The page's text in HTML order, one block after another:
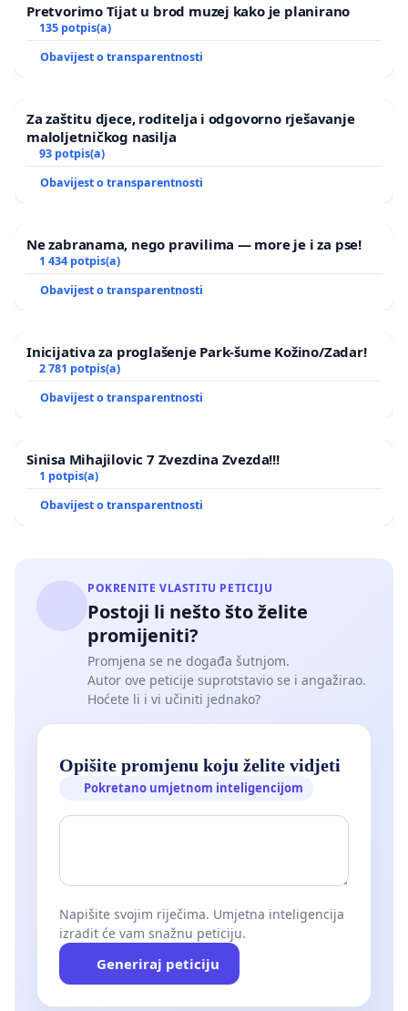
Pretvorimo Tijat u brod muzej kako je planirano
135 potpis(a)
Obavijest o transparentnosti
Za zaštitu djece, roditelja i odgovorno rješavanje
maloljetničkog nasilja
93 potpis(a)
Obavijest o transparentnosti
Ne zabranama, nego pravilima — more je i za pse!
1 434 potpis(a)
Obavijest o transparentnosti
Inicijativa za proglašenje Park-šume Kožino/Zadar!
2 781 potpis(a)
Obavijest o transparentnosti
Sinisa Mihajilovic 7 Zvezdina Zvezda!!!
1 potpis(a)
Obavijest o transparentnosti
POKRENITE VLASTITU PETICIJU
Postoji li nešto što želite
promijeniti?
Promjena se ne događa šutnjom.
Autor ove peticije suprotstavio se i angažirao.
Hoćete li i vi učiniti jednako?
Opišite promjenu koju želite vidjeti
Pokretano umjetnom inteligencijom
Napišite svojim riječima. Umjetna inteligencija
izradit će vam snažnu peticiju.
Generiraj peticiju